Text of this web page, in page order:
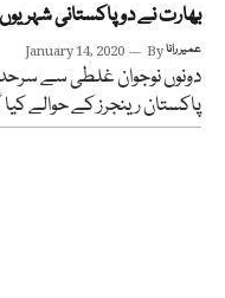
بھارت نے دو پاکستانی شہریوں
January 14, 2020 Byعمیر رانا
دونوں نوجوان غلطی سے سرحد
پاکستان رینجرز کے حوالے کیا